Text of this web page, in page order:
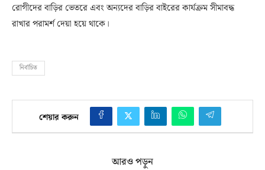
রোগীদের বাড়ির ভেতরে এবং অন্যদের বাড়ির বাইরের কার্যক্রম সীমাবদ্ধ
রাখার পরামর্শ দেয়া হয়ে থাকে।
নির্বাচিত
শেয়ার করুন
আরও পড়ুন